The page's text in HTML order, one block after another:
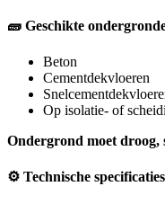
🧱 Geschikte
Beton
Cementdekvloeren
Op isolatie- of
Ondergrond moet droog,
⚙️ Technische specificaties